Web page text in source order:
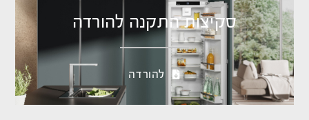
סקיצות התקנה להורדה
להורדה